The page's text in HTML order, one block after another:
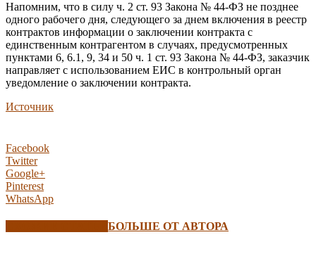
Напомним, что в силу ч. 2 ст. 93 Закона № 44-ФЗ не позднее
одного рабочего дня, следующего за днем включения в реестр
контрактов информации о заключении контракта с
единственным контрагентом в случаях, предусмотренных
пунктами 6, 6.1, 9, 34 и 50 ч. 1 ст. 93 Закона № 44-ФЗ, заказчик
направляет с использованием ЕИС в контрольный орган
уведомление о заключении контракта.
Источник
Facebook
Twitter
Google+
Pinterest
WhatsApp
БОЛЬШЕ ОТ АВТОРА